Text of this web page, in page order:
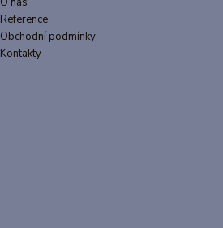
Reference
Obchodní podmínky
Kontakty